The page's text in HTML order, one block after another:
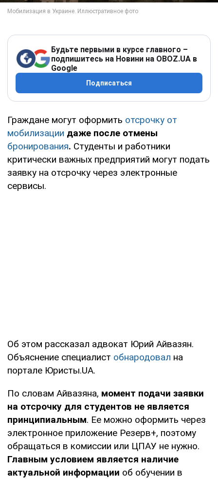
Будьте первыми в курсе главного –
подпишитесь на Новини на OBOZ.UA в
Google
Подписаться
Граждане могут оформить отсрочку от
мобилизации даже после отмены
бронирования. Студенты и работники
критически важных предприятий могут подать
заявку на отсрочку через электронные
сервисы.
Об этом рассказал адвокат Юрий Айвазян.
Объяснение специалист обнародовал на
портале Юристы.UA.
По словам Айвазяна, момент подачи заявки
на отсрочку для студентов не является
принципиальным. Ее можно оформить через
электронное приложение Резерв+, поэтому
обращаться в комиссии или ЦПАУ не нужно.
Главным условием является наличие
актуальной информации об обучении в